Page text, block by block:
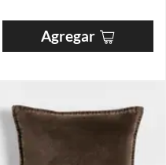
Agregar